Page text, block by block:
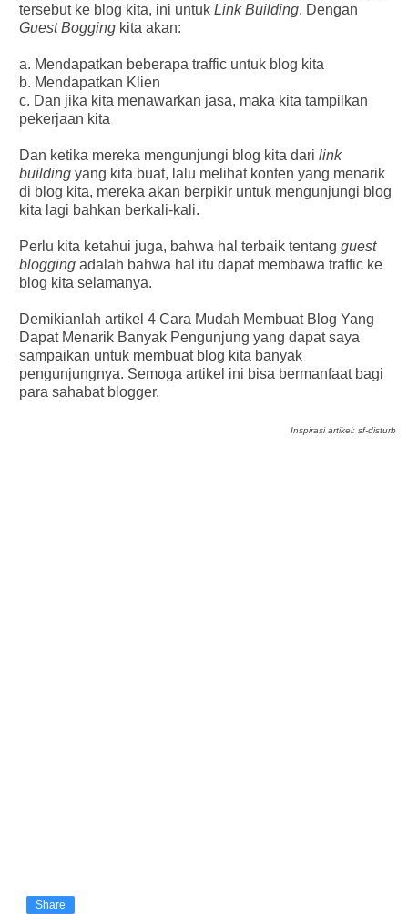
tersebut ke blog kita, ini untuk Link Building. Dengan
Guest Bogging kita akan:
a. Mendapatkan beberapa traffic untuk blog kita
b. Mendapatkan Klien
c. Dan jika kita menawarkan jasa, maka kita tampilkan
pekerjaan kita
Dan ketika mereka mengunjungi blog kita dari link
buildingyang kita buat, lalu melihat konten yang menarik
di blog kita, mereka akan berpikir untuk mengunjungi blog
kita lagi bahkan berkali-kali.
Perlu kita ketahui juga, bahwa hal terbaik tentang guest
bloggingadalah bahwa hal itu dapat membawa traffic ke
blog kita selamanya.
Demikianlah artikel 4 Cara Mudah Membuat Blog Yang
Dapat Menarik Banyak Pengunjung yang dapat saya
sampaikan untuk membuat blog kita banyak
pengunjungnya. Semoga artikel ini bisa bermanfaat bagi
para sahabat blogger.
Inspirasi artikel: sf-disturb
Share